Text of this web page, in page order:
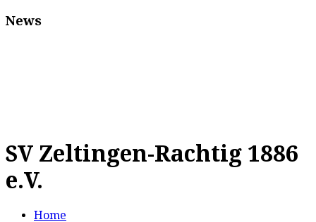
News
SV Zeltingen-Rachtig 1886
e.V.
Home